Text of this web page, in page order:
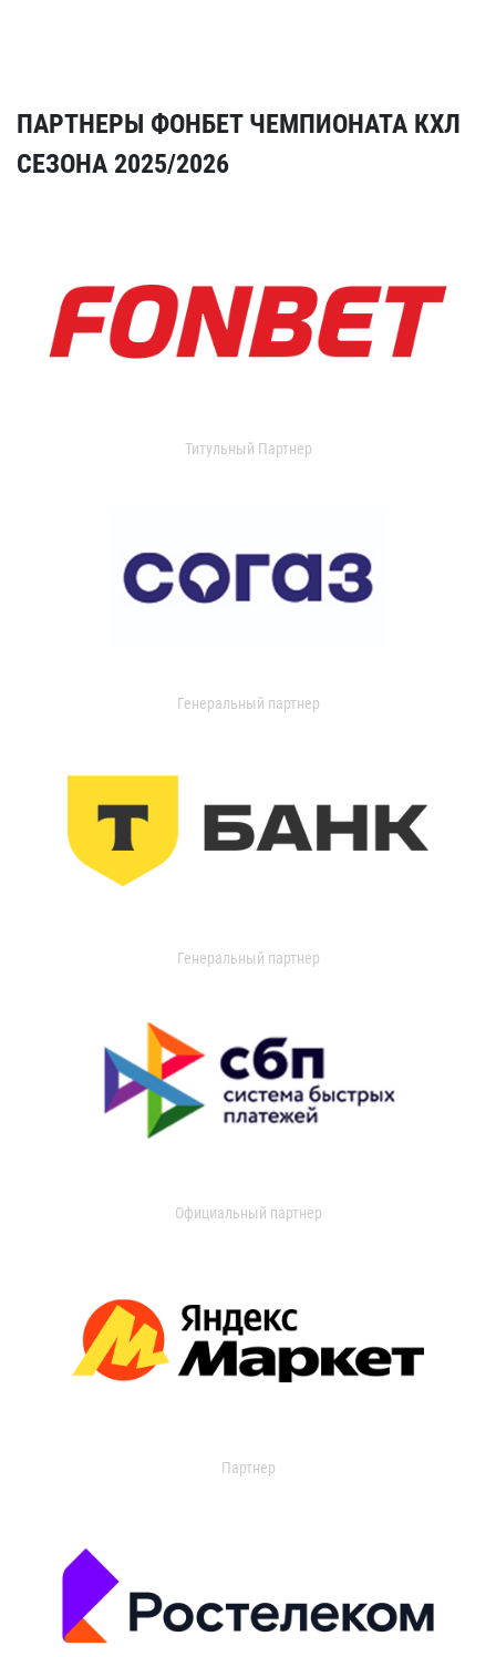
ПАРТНЕРЫ ФОНБЕТ ЧЕМПИОНАТА КХЛ
СЕЗОНА 2025/2026
Титульный Партнер
Генеральный партнер
Генеральный партнер
Официальный партнер
Партнер